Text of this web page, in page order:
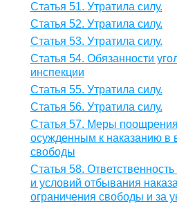
Статья 51. Утратила силу.
Статья 52. Утратила силу.
Статья 53. Утратила силу.
Статья 54. Обязанности
инспекции
Статья 55. Утратила силу.
Статья 56. Утратила силу.
Статья 57. Меры
осужденным к наказанию в
свободы
Статья 58.
и условий отбывания
ограничения свободы и за